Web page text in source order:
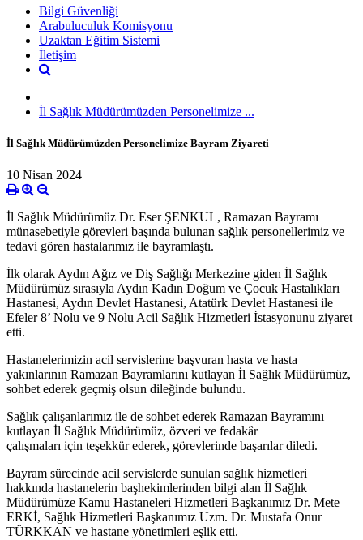
Bilgi Güvenliği
Arabuluculuk Komisyonu
Uzaktan Eğitim Sistemi
İletişim
İl Sağlık Müdürümüzden Personelimize ...
İl Sağlık Müdürümüzden Personelimize Bayram Ziyareti
10 Nisan 2024
İl Sağlık Müdürümüz Dr. Eser ŞENKUL, Ramazan Bayramı
münasebetiyle görevleri başında bulunan sağlık personellerimiz ve
tedavi gören hastalarımız ile bayramlaştı.
İlk olarak Aydın Ağız ve Diş Sağlığı Merkezine giden İl Sağlık
Müdürümüz sırasıyla Aydın Kadın Doğum ve Çocuk Hastalıkları
Hastanesi, Aydın Devlet Hastanesi, Atatürk Devlet Hastanesi ile
Efeler 8’ Nolu ve 9 Nolu Acil Sağlık Hizmetleri İstasyonunu ziyaret
etti.
Hastanelerimizin acil servislerine başvuran hasta ve hasta
yakınlarının Ramazan Bayramlarını kutlayan İl Sağlık Müdürümüz,
sohbet ederek geçmiş olsun dileğinde bulundu.
Sağlık çalışanlarımız ile de sohbet ederek Ramazan Bayramını
kutlayan İl Sağlık Müdürümüz, özveri ve fedakâr
çalışmaları için teşekkür ederek, görevlerinde başarılar diledi.
Bayram sürecinde acil servislerde sunulan sağlık hizmetleri
hakkında hastanelerin başhekimlerinden bilgi alan İl Sağlık
Müdürümüze Kamu Hastaneleri Hizmetleri Başkanımız Dr. Mete
ERKİ, Sağlık Hizmetleri Başkanımız Uzm. Dr. Mustafa Onur
TÜRKKAN ve hastane yönetimleri eşlik etti.